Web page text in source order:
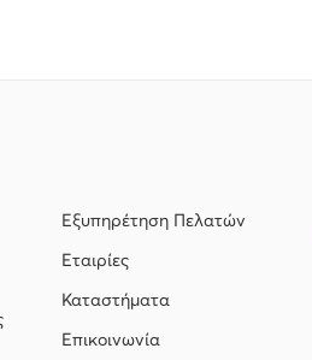
Εξυπηρέτηση Πελατών
Εταιρίες
Καταστήματα
Επικοινωνία